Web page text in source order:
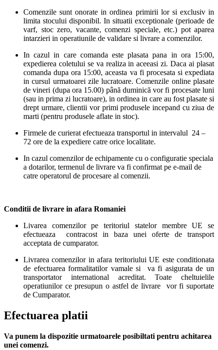
Comenzile sunt onorate in ordinea primirii lor si exclusiv in
limita stocului disponibil. In situatii exceptionale (perioade de
varf, stoc zero, vacante, comenzi speciale, etc.) pot aparea
intarzieri in operatiunile de validare si livrare a comenzilor.
In cazul in care comanda este plasata pana in ora 15:00,
expedierea coletului se va realiza in aceeasi zi. Daca ai plasat
comanda dupa ora 15:00, aceasta va fi procesata si expediata
in cursul urmatoarei zile lucratoare. Comenzile online plasate
de vineri (dupa ora 15.00) până duminică vor fi procesate luni
(sau in prima zi lucratoare), in ordinea in care au fost plasate si
drept urmare, clientii vor primi produsele incepand cu ziua de
marti (pentru produsele aflate in stoc).
Firmele de curierat efectueaza transportul in intervalul 24 –
72 ore de la expediere catre orice localitate.
In cazul comenzilor de echipamente cu o configuratie speciala
a dotarilor, termenul de livrare va fi confirmat pe e-mail de
catre operatorul de procesare al comenzii.
Conditii de livrare in afara Romaniei
Livarea comenzilor pe teritoriul statelor membre UE se
efectueaza contracost in baza unei oferte de transport
acceptata de cumparator.
Livrarea comenzilor in afara teritoriului UE este conditionata
de efectuarea formalitatilor vamale si va fi asigurata de un
transportator international acreditat. Toate cheltuielile
operatiunilor ce presupun o astfel de livrare vor fi suportate
de Cumparator.
Efectuarea platii
Va punem la dispozitie urmatoarele posibiltati pentru achitarea
unei comenzi.